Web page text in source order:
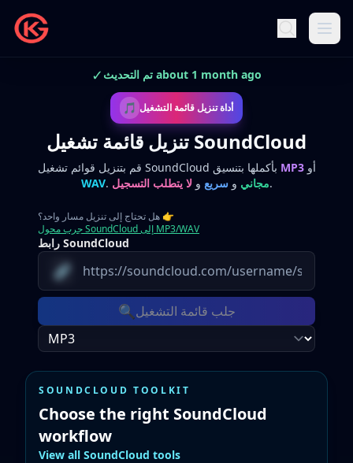
✓ تم التحديث about 1 month ago
🎵 أداة تنزيل قائمة التشغيل
تنزيل قائمة تشغيل SoundCloud
MP3 أو
WAV. مجاني وسريع ولا يتطلب التسجيل .
رابط SoundCloud
هل تحتاج إلى تنزيل مسار واحد؟ 👉
جرب محول SoundCloud إلى MP3/WAV
🔗
🔍جلب قائمة التشغيل
SOUNDCLOUD TOOLKIT
Choose the right SoundCloud
workflow
View all SoundCloud tools